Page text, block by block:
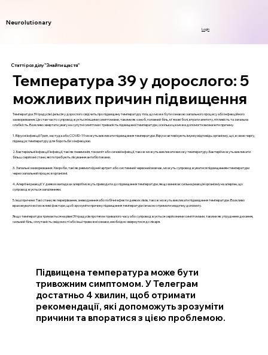
Neurolutionary
Login
Статті розділу "Знайти щастя"
Температура 39 у дорослого: 5
можливих причин підвищення
Температура 39 градусів Цельсія у дорослого свідчить про підвищену температуру тіла, що може бути ознакою запального процесу або інфекційного
захворювання. Це стан часто супроводжується іншими симптомами, такими як озноб, головний біль, м'язові болі, втрати апетиту, пітливість та загальна
слабкість. Важливо звертати увагу на супутні симптоми і тривалість підвищеної температури, оскільки це може допомогти визначити причину.
1. Вірусні інфекції: Грип, застуда або COVID-19 можуть викликати підвищення температури. Віруси активізують імунну відповідь організму, що, в свою чергу,
підвищує температуру для боротьби з інфекцією.
2. Бактеріальні інфекції: Інфекції, такі як пневмонія, тонзиліт або сечові інфекції, також можуть викликати високу температуру. Бактерії можуть викликати
більш серйозні стани, які потребують лікування антибіотиками.
3. Запальні захворювання: Хвороби, такі як ревматоїдний артрит або системний червоний вовчак, можуть супроводжуватися підвищенням температури
через запальний процес в організмі.
4. Алергічні реакції: У деяких випадках алергії можуть приводити до підвищення температури, якщо виникає сильна реакція організму на алерген, що
супроводжується запаленням.
5. Інші причини: Такі стани, як перегрівання, зневоднення або побічні ефекти деяких ліків, також можуть викликати підвищення температури. Важливо
враховувати всі можливі фактори, щоб зрозуміти причину підвищення температури і вчасно отримати медичну допомогу.
Якщо температура тримається на рівні 39 градусів протягом тривалого часу або супроводжується серйозними симптомами, такими як утруднене дихання,
сильний біль, сплутаність свідомості або інші тривожні ознаки, необхідно звернутися до лікаря.
Підвищена температура може бути
тривожним симптомом. У Телеграм
достатньо 4 хвилин, щоб отримати
рекомендації, які допоможуть зрозуміти
причини та впоратися з цією проблемою.